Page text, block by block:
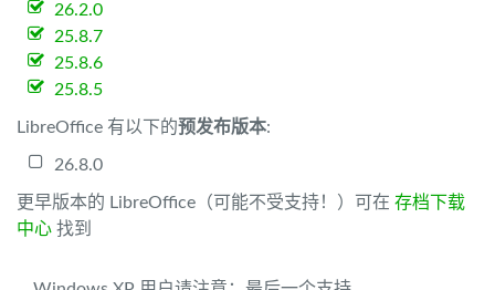
26.2.0
25.8.7
25.8.6
25.8.5
LibreOffice 有以下的预发布版本:
26.8.0
更早版本的 LibreOffice（可能不受支持！）可在 存档下载
中心 找到